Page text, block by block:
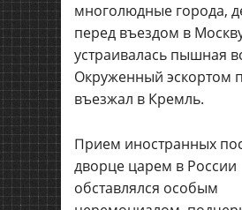
многолюдные города,
перед въездом в
устраивалась пышная
Окруженный эскортом
въезжал в Кремль.
Прием иностранных
дворце царем в России
обставлялся особым